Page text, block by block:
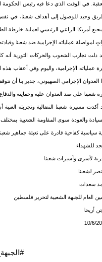
في الوقت الذي دعا فيه رئيس الحكومة
وحيد للوصول إلى أهداف شعبنا، في
أمريكا الراعي الرئيسي لعملية خارطة
لمواصلة عملياته الإجرامية ضد شعبنا
دلت تجارب الشعوب والحركات الثورية أنه
عملياته الإجرامية، واليوم وفي أعقاب
العدوان الإجرامي الصهيوني، جدير بنا أن
شعبنا على صد العدوان عليه وحمايته
أكدت مسيرة شعبنا النضالية وتجربته
والعودة سوى المقاومة الشعبية بمختلف
سياسية كفاحية قادرة على تعبئة جماهير
للشهداء
لأسرى وأسيرات شعبنا
لشعبنا
سعدات
العام للجبهة الشعبية لتحرير فلسطين
أريحا
10/6/